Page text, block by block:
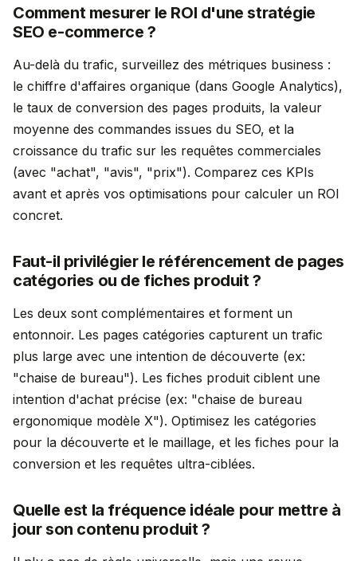
Comment mesurer le ROI d'une stratégie
SEO e-commerce ?
Au-delà du trafic, surveillez des métriques business :
le chiffre d'affaires organique (dans Google Analytics),
le taux de conversion des pages produits, la valeur
moyenne des commandes issues du SEO, et la
croissance du trafic sur les requêtes commerciales
(avec "achat", "avis", "prix"). Comparez ces KPIs
avant et après vos optimisations pour calculer un ROI
concret.
Faut-il privilégier le référencement de pages
catégories ou de fiches produit ?
Les deux sont complémentaires et forment un
entonnoir. Les pages catégories capturent un trafic
plus large avec une intention de découverte (ex:
"chaise de bureau"). Les fiches produit ciblent une
intention d'achat précise (ex: "chaise de bureau
ergonomique modèle X"). Optimisez les catégories
pour la découverte et le maillage, et les fiches pour la
conversion et les requêtes ultra-ciblées.
Quelle est la fréquence idéale pour mettre à
jour son contenu produit ?